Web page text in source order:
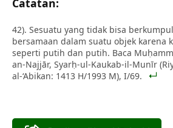
Catatan:
42). Sesuatu yang tidak bisa
bersamaan dalam suatu objek karena
seperti putih dan putih. Baca
an-Najjār, Syarḥ-ul-Kaukab-il-Munīr
al-‘Abikan: 1413 H/1993 M), I/69.